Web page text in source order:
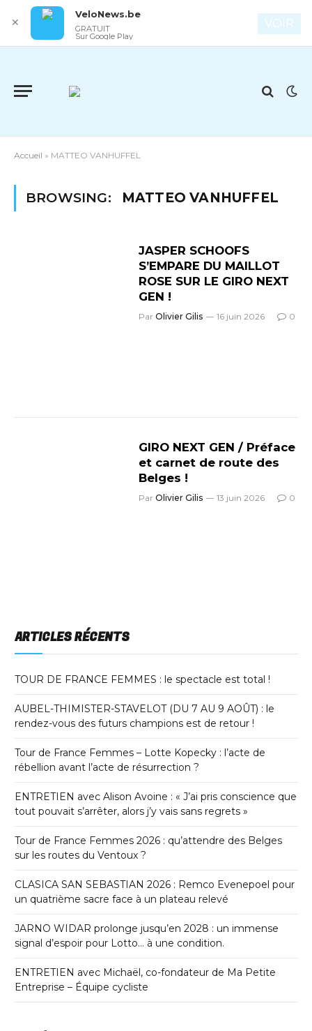
Accueil » MATTEO VANHUFFEL
BROWSING: MATTEO VANHUFFEL
JASPER SCHOOFS
S’EMPARE DU MAILLOT
ROSE SUR LE GIRO NEXT
GEN !
Par Olivier Gilis 16 juin 2026 0
GIRO NEXT GEN / Préface
et carnet de route des
Belges !
Par Olivier Gilis 13 juin 2026 0
ARTICLES RÉCENTS
TOUR DE FRANCE FEMMES : le spectacle est total !
AUBEL-THIMISTER-STAVELOT (DU 7 AU 9 AOÛT) : le
rendez-vous des futurs champions est de retour !
Tour de France Femmes – Lotte Kopecky : l’acte de
rébellion avant l’acte de résurrection ?
ENTRETIEN avec Alison Avoine : « J’ai pris conscience que
tout pouvait s’arrêter, alors j’y vais sans regrets »
Tour de France Femmes 2026 : qu’attendre des Belges
sur les routes du Ventoux ?
CLASICA SAN SEBASTIAN 2026 : Remco Evenepoel pour
un quatrième sacre face à un plateau relevé
JARNO WIDAR prolonge jusqu’en 2028 : un immense
signal d’espoir pour Lotto… à une condition.
ENTRETIEN avec Michaël, co-fondateur de Ma Petite
Entreprise – Équipe cycliste
✕
VeloNews.be
GRATUIT
Sur Google Play
VOIR